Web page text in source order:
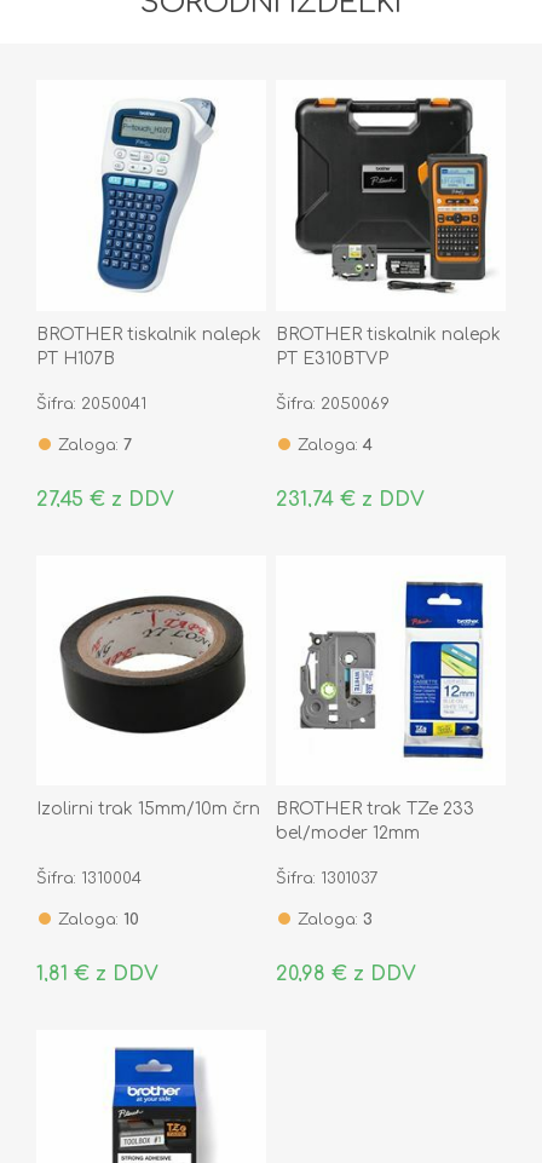
BROTHER tiskalnik nalepk
PT H107B
Šifra: 2050041
Zaloga: 7
27,45 € z DDV
BROTHER tiskalnik nalepk
PT E310BTVP
Šifra: 2050069
Zaloga: 4
231,74 € z DDV
Izolirni trak 15mm/10m črn
Šifra: 1310004
Zaloga: 10
1,81 € z DDV
BROTHER trak TZe 233
bel/moder 12mm
Šifra: 1301037
Zaloga: 3
20,98 € z DDV